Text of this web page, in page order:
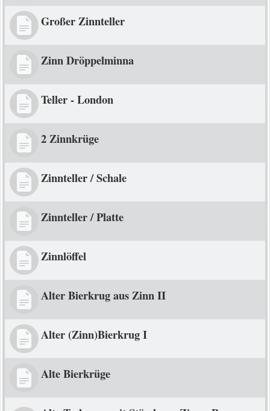
Großer Zinnteller
Zinn Dröppelminna
Teller - London
2 Zinnkrüge
Zinnteller / Schale
Zinnteller / Platte
Zinnlöffel
Alter Bierkrug aus Zinn II
Alter (Zinn)Bierkrug I
Alte Bierkrüge